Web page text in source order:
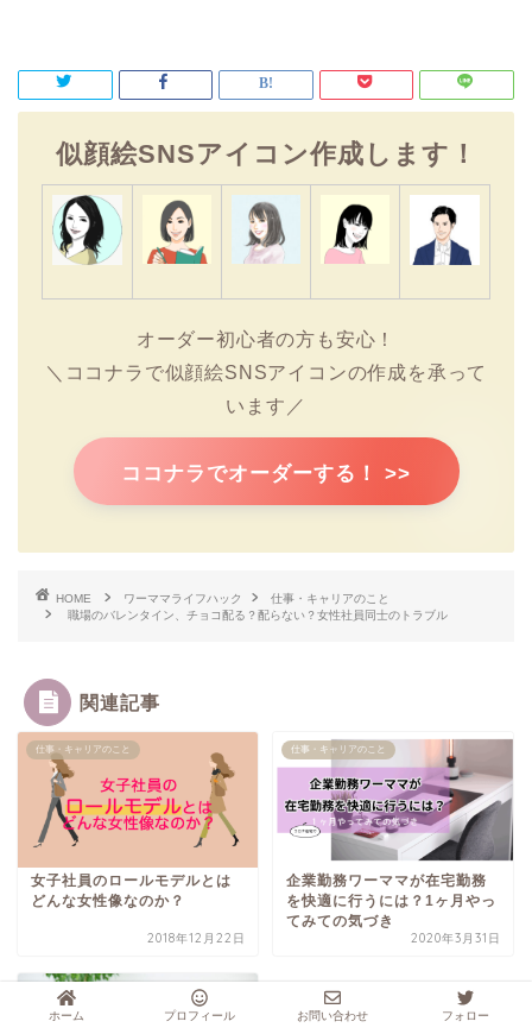
似顔絵SNSアイコン作成します！
オーダー初心者の方も安心！
＼ココナラで似顔絵SNSアイコンの作成を承って
います／
ココナラでオーダーする！ >>
HOME ワーママライフハック
仕事・キャリアのこと
職場のバレンタイン、チョコ配る？配らない？女性社員同士のトラブル
関連記事
仕事・キャリアのこと
女子社員のロールモデルとは
どんな女性像なのか？
2018年12月22日
仕事・キャリアのこと
企業勤務ワーママが在宅勤務
を快適に行うには？1ヶ月やっ
てみての気づき
2020年3月31日
仕事・キャリアのこと
ホーム プロフィール お問い合わせ フォロー